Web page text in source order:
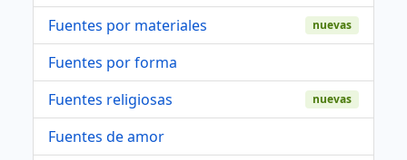
Fuentes por materiales
nuevas
Fuentes por forma
Fuentes religiosas
nuevas
Fuentes de amor